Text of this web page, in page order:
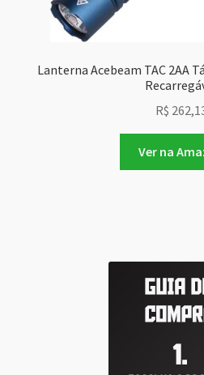
Lanterna Acebeam TAC 2AA
R$
Ver na